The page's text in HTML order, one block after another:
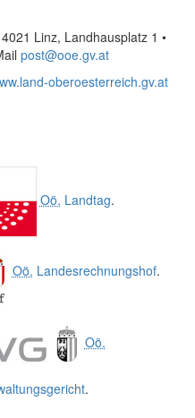
Linz, Landhausplatz 1 •
post@ooe.gv.at
oberoesterreich.gv.at
Oö. Landtag.
Oö. Landesrechnungshof.
Oö.
.